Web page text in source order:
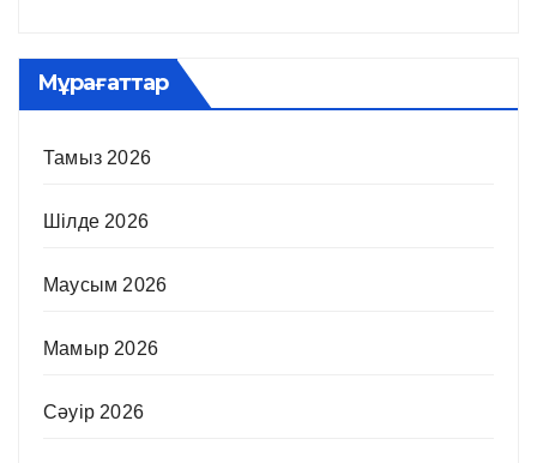
Мұрағаттар
Тамыз 2026
Шілде 2026
Маусым 2026
Мамыр 2026
Сәуір 2026